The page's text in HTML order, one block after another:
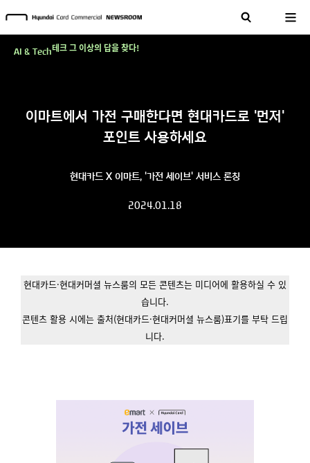
이마트에서 가전 구매한다면 현대카드로 '먼저'
포인트 사용하세요
현대카드 X 이마트, '가전 세이브' 서비스 론칭
2024.01.18
현대카드·현대커머셜 뉴스룸의 모든 콘텐츠는 미디어에 활용하실 수 있
습니다.
콘텐츠 활용 시에는 출처(현대카드·현대커머셜 뉴스룸)표기를 부탁 드립
니다.
AI & Tech테크 그 이상의 답을 찾다!
테크 그 이상의 답을 찾다!